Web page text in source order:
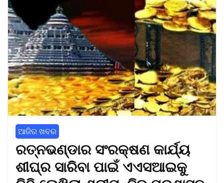
ଆଜିର ଖବର
ରତ୍ନଭଣ୍ଡାର ସଂରକ୍ଷଣ କାର୍ଯ୍ୟ
ଶୀଘ୍ର ସାରିବା ପାଇଁ ଏଏସଆଇକୁ